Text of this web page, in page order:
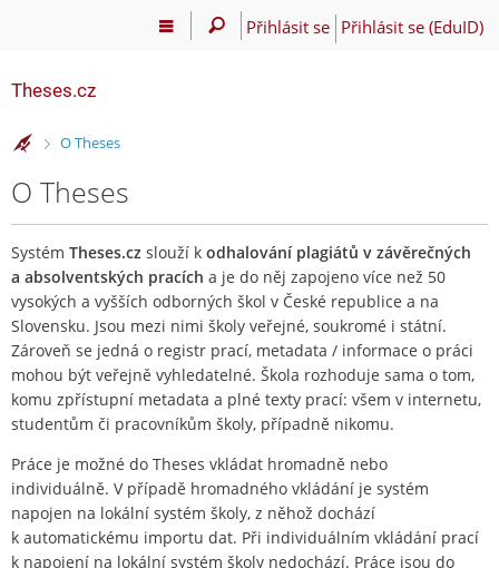
Přihlásit se Přihlásit se (EduID)
Theses.cz
>
O Theses
O Theses
Systém Theses.cz slouží k odhalování plagiátů v závěrečných
a absolventských pracích a je do něj zapojeno více než 50
vysokých a vyšších odborných škol v České republice a na
Slovensku. Jsou mezi nimi školy veřejné, soukromé i státní.
Zároveň se jedná o registr prací, metadata / informace o práci
mohou být veřejně vyhledatelné. Škola rozhoduje sama o tom,
komu zpřístupní metadata a plné texty prací: všem v internetu,
studentům či pracovníkům školy, případně nikomu.
Práce je možné do Theses vkládat hromadně nebo
individuálně. V případě hromadného vkládání je systém
napojen na lokální systém školy, z něhož dochází
k automatickému importu dat. Při individuálním vkládání prací
k napojení na lokální systém školy nedochází. Práce jsou do